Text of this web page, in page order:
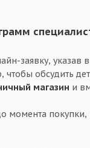
заявку,
обсудить
магазин и
момента